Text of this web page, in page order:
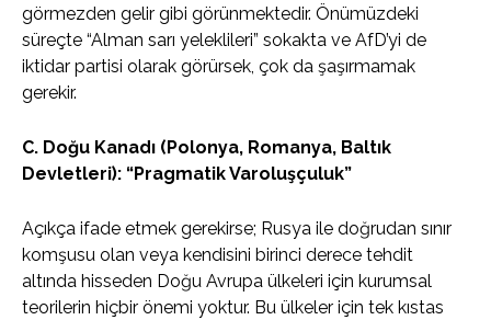
görmezden gelir gibi görünmektedir. Önümüzdeki
süreçte “Alman sarı yeleklileri” sokakta ve AfD’yi de
iktidar partisi olarak görürsek, çok da şaşırmamak
gerekir.
C. Doğu Kanadı (Polonya, Romanya, Baltık
Devletleri): “Pragmatik Varoluşçuluk”
Açıkça ifade etmek gerekirse; Rusya ile doğrudan sınır
komşusu olan veya kendisini birinci derece tehdit
altında hisseden Doğu Avrupa ülkeleri için kurumsal
teorilerin hiçbir önemi yoktur. Bu ülkeler için tek kıstas